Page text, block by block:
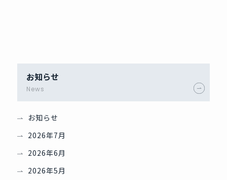
お知らせ
News
お知らせ
2026年7月
2026年6月
2026年5月